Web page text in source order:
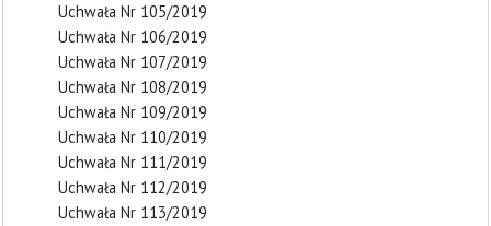
Uchwała Nr 105/2019
Uchwała Nr 106/2019
Uchwała Nr 107/2019
Uchwała Nr 108/2019
Uchwała Nr 109/2019
Uchwała Nr 110/2019
Uchwała Nr 111/2019
Uchwała Nr 112/2019
Uchwała Nr 113/2019